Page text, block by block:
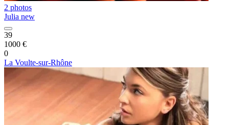
2 photos
Julia new
39
1000 €
0
La Voulte-sur-Rhône